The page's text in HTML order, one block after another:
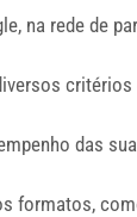
na rede de
das
formatos,